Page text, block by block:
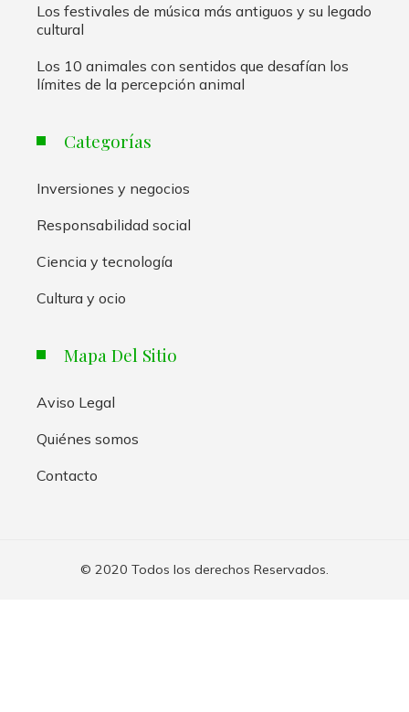
Los festivales de música más antiguos y su legado
cultural
Los 10 animales con sentidos que desafían los
límites de la percepción animal
Categorías
Inversiones y negocios
Responsabilidad social
Ciencia y tecnología
Cultura y ocio
Mapa Del Sitio
Aviso Legal
Quiénes somos
Contacto
© 2020 Todos los derechos Reservados.